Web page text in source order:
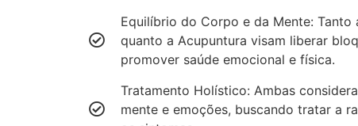
Equilíbrio do Corpo e da Mente: Tanto
quanto a Acupuntura visam liberar
promover saúde emocional e física.
Tratamento Holístico: Ambas
mente e emoções, buscando tratar a